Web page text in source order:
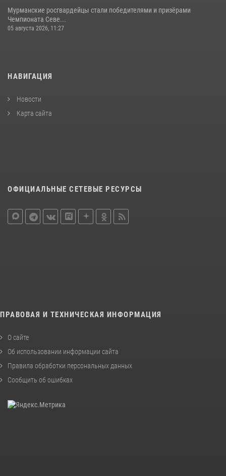
Мурманские росгвардейцы стали победителями и призёрами
Чемпионата Севе...
05 августа 2026, 11:27
НАВИГАЦИЯ
Новости
Карта сайта
ОФИЦИАЛЬНЫЕ СЕТЕВЫЕ РЕСУРСЫ
ПРАВОВАЯ И ТЕХНИЧЕСКАЯ ИНФОРМАЦИЯ
О сайте
Об использовании информации сайта
Правила обработки персональных данных
Сообщить об ошибках